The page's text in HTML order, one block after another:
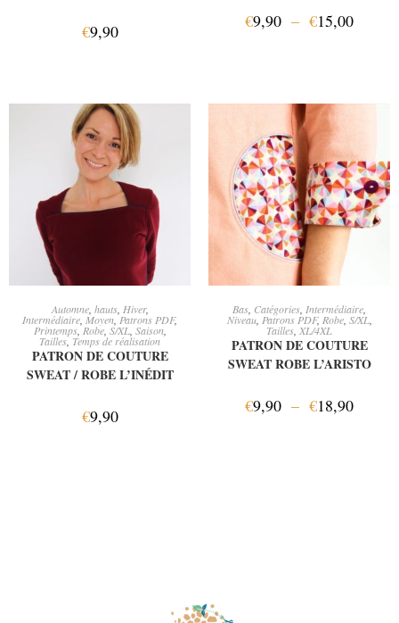
€9,90 €9,90 – €15,00
CHOIX DES OPTIONS
Automne, hauts, Hiver,
Intermédiaire Moyen ,Patrons PDF,
Printemps,Robe, S/XL, Saison,
Tailles, Temps de réalisation
PATRON DE COUTURE
SWEAT / ROBE L’INÉDIT
€9,90
CHOIX DES OPTIONS
Bas Catégories Intermédiaire
Niveau, Patrons PDF, Robe, S/XL,
Tailles XL/4XL
PATRON DE COUTURE
SWEAT ROBE L’ARISTO
€9,90 – €18,90